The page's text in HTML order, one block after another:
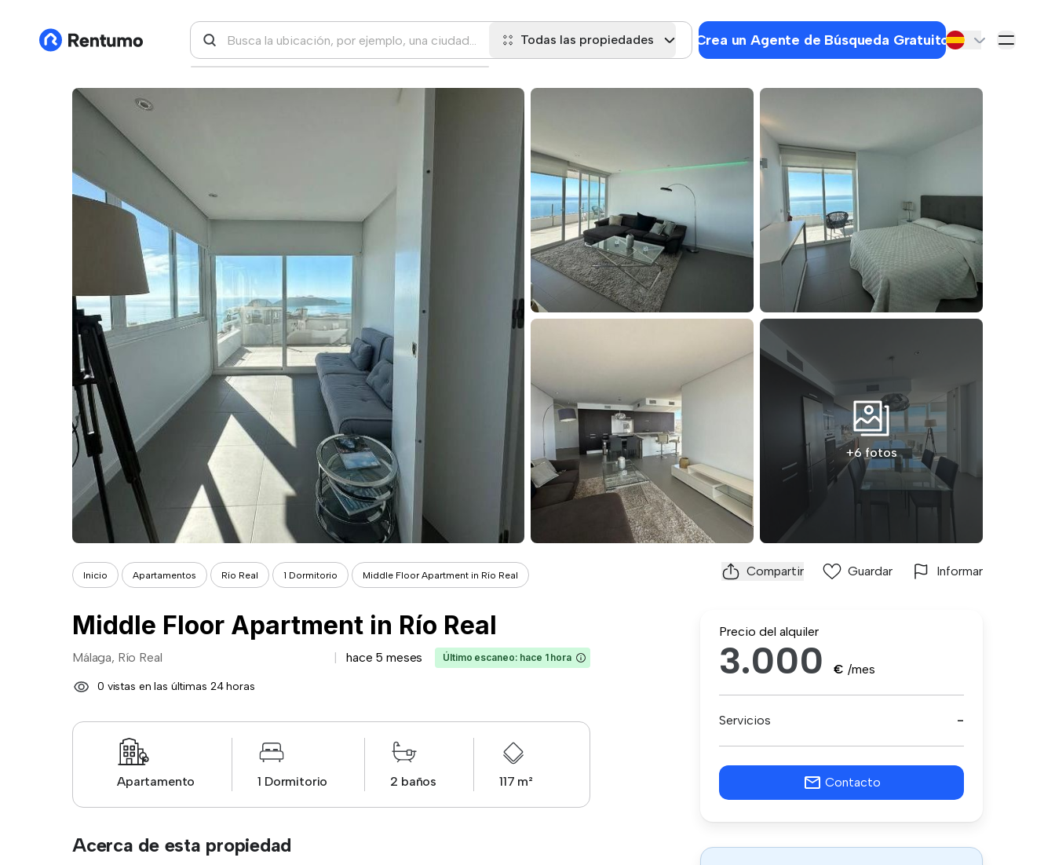
Todas las propiedades Crea un Agente de Búsqueda Gratuito
+6 fotos
Inicio Apartamentos Río Real 1 Dormitorio Middle Floor Apartment in Río Real Compartir Guardar Informar
Middle Floor Apartment in Río Real
Málaga, Río Real hace 5 meses Último escaneo: hace 1 hora
0 vistas en las últimas 24 horas
Apartamento 1 Dormitorio 2 baños 117 m²
Acerca de esta propiedad
Precio del alquiler
3.000 € /mes
Servicios -
Contacto